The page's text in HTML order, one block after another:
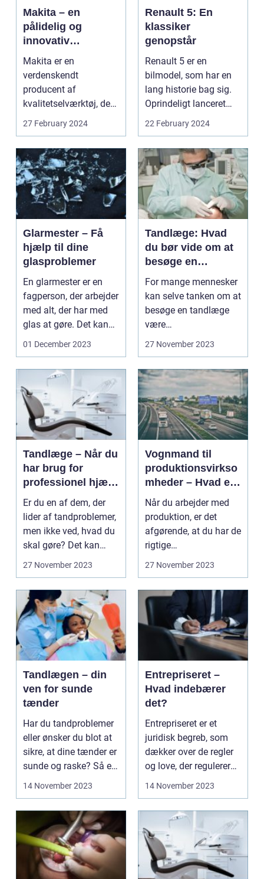
Makita – en
pålidelig og
innovativ
producent af
elværktøj
Makita er en
verdenskendt
producent af
kvalitetselværktøj, der
især er kendt for deres
pålidelighed,...
27 February 2024
Renault 5: En
klassiker
genopstår
Renault 5 er en
bilmodel, som har en
lang historie bag sig.
Oprindeligt lanceret
tilbage i 1972, ble...
22 February 2024
Glarmester – Få
hjælp til dine
glasproblemer
En glarmester er en
fagperson, der arbejder
med alt, der har med
glas at gøre. Det kan
v&aeli...
01 December 2023
Tandlæge: Hvad
du bør vide om at
besøge en
tandlæge
For mange mennesker
kan selve tanken om at
besøge en tandlæge
være
angstprovokerende.
27 November 2023
Tandlæge – Når du
har brug for
professionel hjælp
til dine tænder
Er du en af dem, der
lider af tandproblemer,
men ikke ved, hvad du
skal gøre? Det kan
væ...
27 November 2023
Vognmand til
produktionsvirkso
mheder – Hvad er
vigtigt at vide?
Når du arbejder med
produktion, er det
afgørende, at du har de
rigtige
samarbejdspartnere.
27 November 2023
Tandlægen – din
ven for sunde
tænder
Har du tandproblemer
eller ønsker du blot at
sikre, at dine tænder er
sunde og raske? Så er
tandlæge...
14 November 2023
Entrepriseret –
Hvad indebærer
det?
Entrepriseret er et
juridisk begreb, som
dækker over de regler
og love, der regulerer
forholdene i b...
14 November 2023